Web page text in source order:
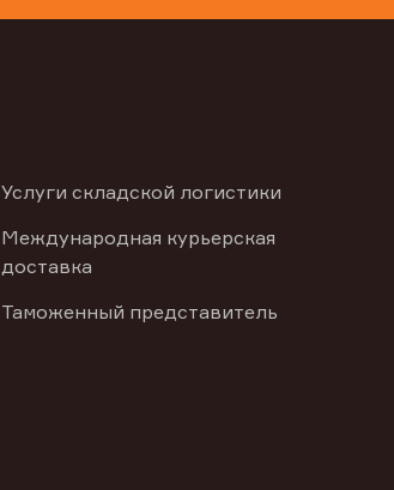
Услуги складской логистики
Международная курьерская
доставка
Таможенный представитель